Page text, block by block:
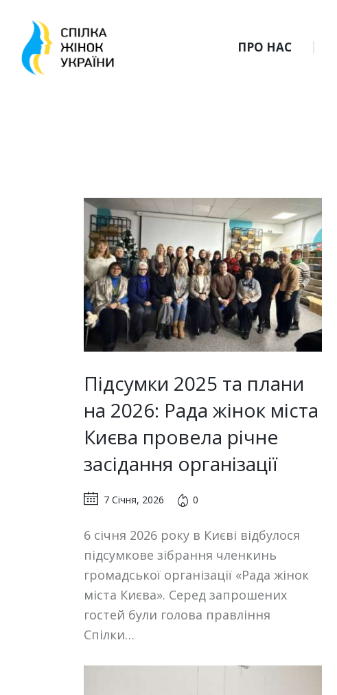
ПРО НАС
Підсумки 2025 та плани
на 2026: Рада жінок міста
Києва провела річне
засідання організації
7 Січня, 2026 0
6 січня 2026 року в Києві відбулося
підсумкове зібрання членкинь
громадської організації «Рада жінок
міста Києва». Серед запрошених
гостей були голова правління
Спілки…